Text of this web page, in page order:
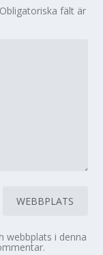
Obligatoriska fält är
webbplats i denna